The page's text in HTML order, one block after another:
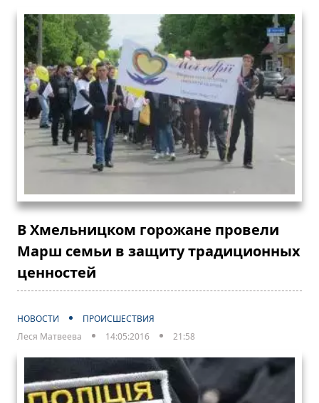
В Хмельницком горожане провели
Марш семьи в защиту традиционных
ценностей
НОВОСТИ
ПРОИСШЕСТВИЯ
Леся Матвеева
14:05:2016 21:58